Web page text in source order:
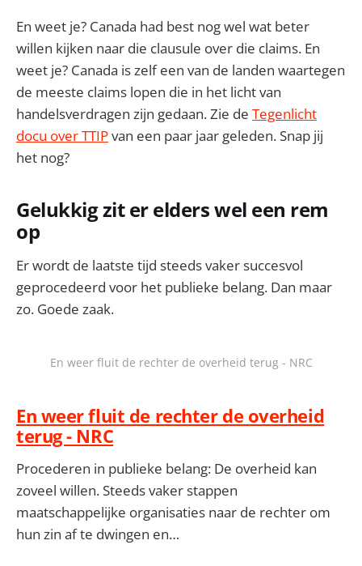
En weet je? Canada had best nog wel wat beter
willen kijken naar die clausule over die claims. En
weet je? Canada is zelf een van de landen waartegen
de meeste claims lopen die in het licht van
handelsverdragen zijn gedaan. Zie de Tegenlicht
docu over TTIPvan een paar jaar geleden. Snap jij
het nog?
Gelukkig zit er elders wel een rem
op
Er wordt de laatste tijd steeds vaker succesvol
geprocedeerd voor het publieke belang. Dan maar
zo. Goede zaak.
En weer fluit de rechter de overheid terug - NRC
En weer fluit de rechter de overheid
terug - NRC
Procederen in publieke belang: De overheid kan
zoveel willen. Steeds vaker stappen
maatschappelijke organisaties naar de rechter om
hun zin af te dwingen en…